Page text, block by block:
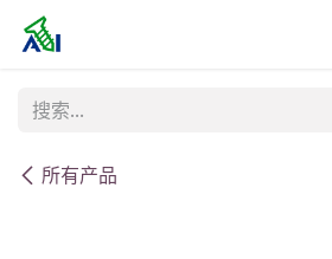
跳至内容
所有产品